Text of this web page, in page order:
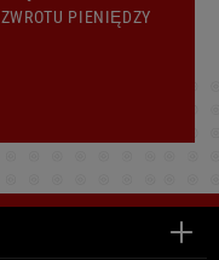
PIENIĘDZY